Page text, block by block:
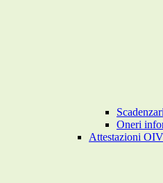
Oneri
Attestazioni